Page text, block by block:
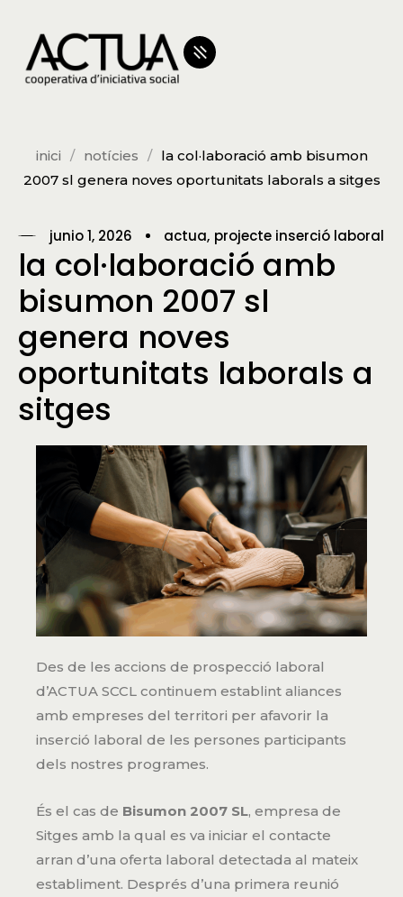
inici notícies
la col·laboració amb bisumon
2007 sl genera noves oportunitats laborals a sitges
junio 1, 2026 actua projecte inserció laboral
la col·laboració amb
bisumon 2007 sl
genera noves
oportunitats laborals a
sitges
Des de les accions de prospecció laboral
d’ACTUA SCCL continuem establint aliances
amb empreses del territori per afavorir la
inserció laboral de les persones participants
dels nostres programes.
És el cas de Bisumon 2007 SL, empresa de
Sitges amb la qual es va iniciar el contacte
arran d’una oferta laboral detectada al mateix
establiment. Després d’una primera reunió